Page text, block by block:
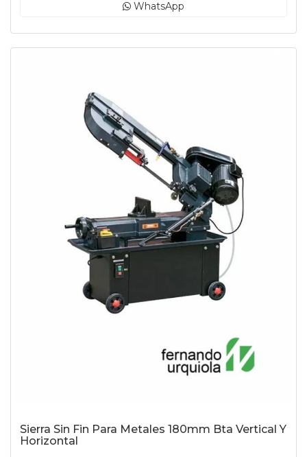
WhatsApp
Sierra Sin Fin Para Metales 180mm Bta Vertical Y
Horizontal